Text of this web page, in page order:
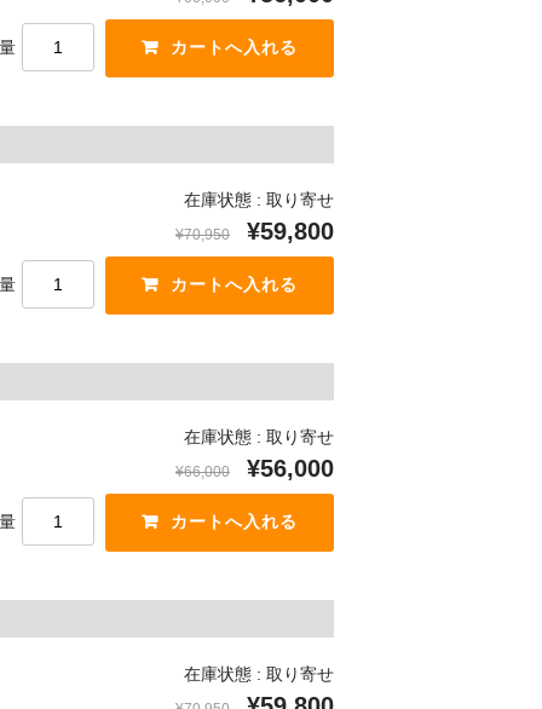
在庫状態 : 取り寄せ
¥70,950 ¥59,800
在庫状態 : 取り寄せ
¥66,000 ¥56,000
在庫状態 : 取り寄せ